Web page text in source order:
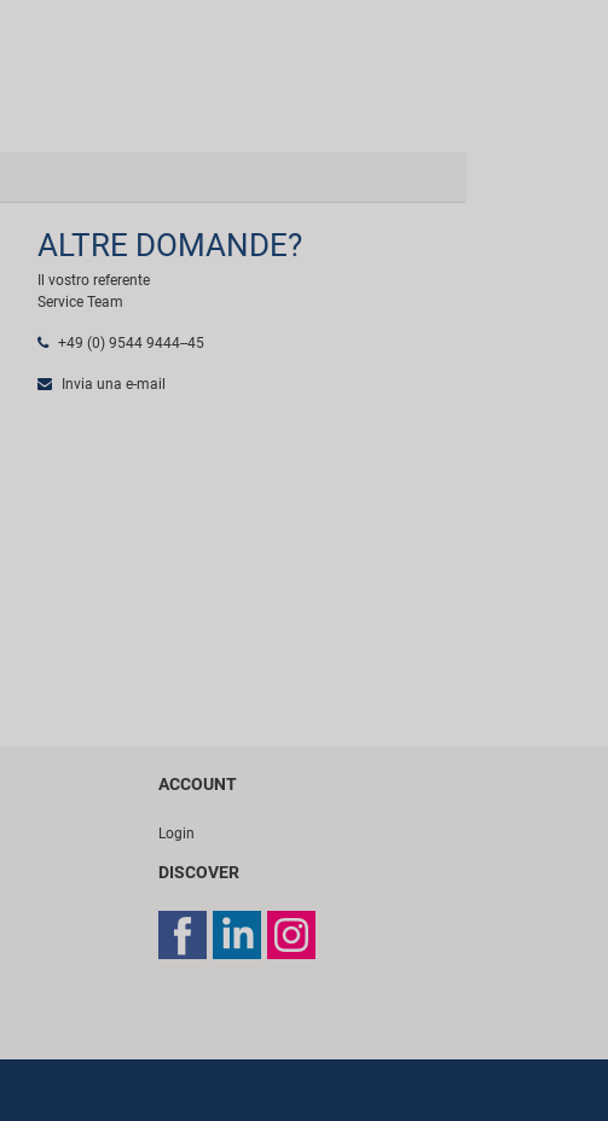
ALTRE DOMANDE?
Il vostro referente
Service Team
+49 (0) 9544 9444--45
Invia una e-mail
ACCOUNT
Login
DISCOVER